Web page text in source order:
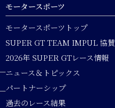
モータースポーツ
モータースポーツトップ
SUPER GT TEAM IMPUL 協賛
2026年 SUPER GTレース情報
ニュース＆トピックス
パートナーシップ
過去のレース結果